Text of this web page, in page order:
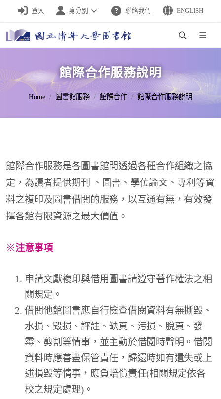
登入 身分別 聯絡我們 ENGLISH
館際合作服務說明
Home 圖書館服務 館際合作 館際合作服務說明
館際合作服務是各圖書館間透過各種合作組織之協
定，為讀者提供期刊 、圖書、學位論文、專利等資
料之複印及圖書借閱的服務，以互通有無，有效發
揮各館有限資源之最大價值。
※注意事項
申請文獻複印與借用圖書請遵守著作權法之相
關規定。
借閱他館圖書應自行檢查借閱資料有無撕毀、
水損、毀損、評註、缺頁、污損、脫頁、發
霉、剪割等情事，並主動於借閱時聲明。借閱
資料時應善盡保管責任，歸還時如有遺失或上
述損毀等情事，應負賠償責任(相關規定依各
校之規定處理)。